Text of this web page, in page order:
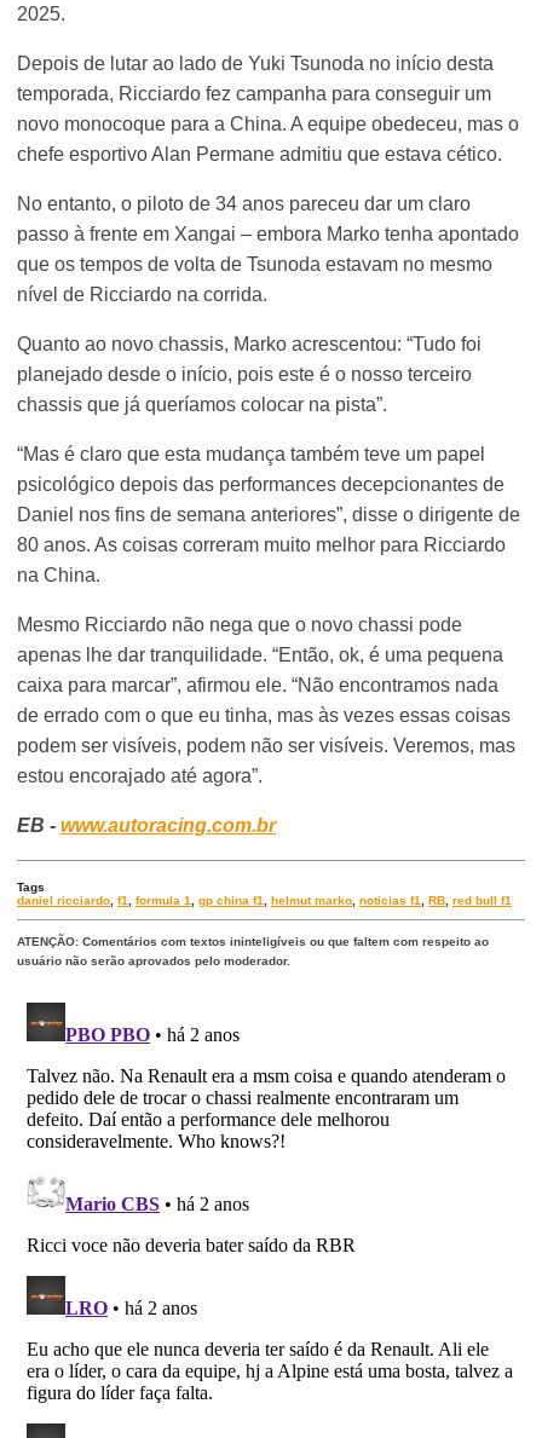
2025.
Depois de lutar ao lado de Yuki Tsunoda no início desta
temporada, Ricciardo fez campanha para conseguir um
novo monocoque para a China. A equipe obedeceu, mas o
chefe esportivo Alan Permane admitiu que estava cético.
No entanto, o piloto de 34 anos pareceu dar um claro
passo à frente em Xangai – embora Marko tenha apontado
que os tempos de volta de Tsunoda estavam no mesmo
nível de Ricciardo na corrida.
Quanto ao novo chassis, Marko acrescentou: “Tudo foi
planejado desde o início, pois este é o nosso terceiro
chassis que já queríamos colocar na pista”.
“Mas é claro que esta mudança também teve um papel
psicológico depois das performances decepcionantes de
Daniel nos fins de semana anteriores”, disse o dirigente de
80 anos. As coisas correram muito melhor para Ricciardo
na China.
Mesmo Ricciardo não nega que o novo chassi pode
apenas lhe dar tranquilidade. “Então, ok, é uma pequena
caixa para marcar”, afirmou ele. “Não encontramos nada
de errado com o que eu tinha, mas às vezes essas coisas
podem ser visíveis, podem não ser visíveis. Veremos, mas
estou encorajado até agora”.
EB -www.autoracing.com.br
Tags
daniel ricciardo ,f1 ,formula 1 ,gp china f1 ,helmut marko ,noticias f1 ,RB ,red bull f1
ATENÇÃO: Comentários com textos ininteligíveis ou que faltem com respeito ao
usuário não serão aprovados pelo moderador.